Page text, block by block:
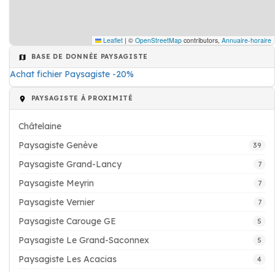
Leaflet | © OpenStreetMap contributors, Annuaire-horaire
BASE DE DONNÉE PAYSAGISTE
Achat fichier Paysagiste -20%
PAYSAGISTE À PROXIMITÉ
Châtelaine
Paysagiste Genève
39
Paysagiste Grand-Lancy 7
Paysagiste Meyrin 7
Paysagiste Vernier 7
Paysagiste Carouge GE 5
Paysagiste Le Grand-Saconnex 5
Paysagiste Les Acacias 4